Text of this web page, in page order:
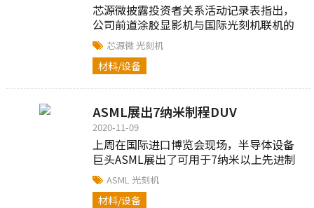
芯源微披露投资者关系活动记录表指出，
公司前道涂胶显影机与国际光刻机联机的
技术问题已经攻克并通过验证，可以与包
括ASML、佳能等国际品牌以及国内的上海
微电子（SMEE）的光刻机联机应用...
芯源微光刻机
材料/设备
ASML展出7纳米制程DUV
2020-11-09
上周在国际进口博览会现场，半导体设备
巨头ASML展出了可用于7纳米以上先进制
程的深紫外曝光机DUV...
ASML光刻机
材料/设备